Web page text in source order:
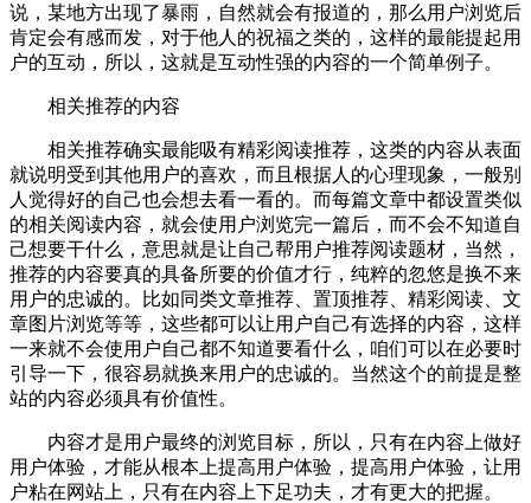
说，某地方出现了暴雨，自然就会有报道的，那么用户浏览后
肯定会有感而发，对于他人的祝福之类的，这样的最能提起用
户的互动，所以，这就是互动性强的内容的一个简单例子。
相关推荐的内容
相关推荐确实最能吸有精彩阅读推荐，这类的内容从表面
就说明受到其他用户的喜欢，而且根据人的心理现象，一般别
人觉得好的自己也会想去看一看的。而每篇文章中都设置类似
的相关阅读内容，就会使用户浏览完一篇后，而不会不知道自
己想要干什么，意思就是让自己帮用户推荐阅读题材，当然，
推荐的内容要真的具备所要的价值才行，纯粹的忽悠是换不来
用户的忠诚的。比如同类文章推荐、置顶推荐、精彩阅读、文
章图片浏览等等，这些都可以让用户自己有选择的内容，这样
一来就不会使用户自己都不知道要看什么，咱们可以在必要时
引导一下，很容易就换来用户的忠诚的。当然这个的前提是整
站的内容必须具有价值性。
内容才是用户最终的浏览目标，所以，只有在内容上做好
用户体验，才能从根本上提高用户体验，提高用户体验，让用
户粘在网站上，只有在内容上下足功夫，才有更大的把握。